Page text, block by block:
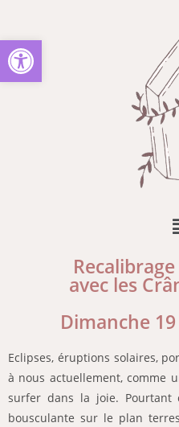
Ouvrir la barre
avec les
Dimanche
Eclipses, éruptions solaires,
à nous actuellement, comme
surfer dans la joie. Pourtant
bousculante sur le plan